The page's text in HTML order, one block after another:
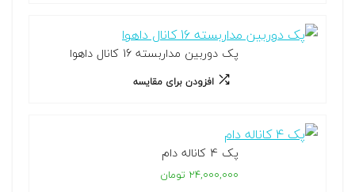
پک دوربین مداربسته 16 کانال داهوا
افزودن برای مقایسه
پک 4 کاناله دام
۲۴,۰۰۰,۰۰۰ تومان